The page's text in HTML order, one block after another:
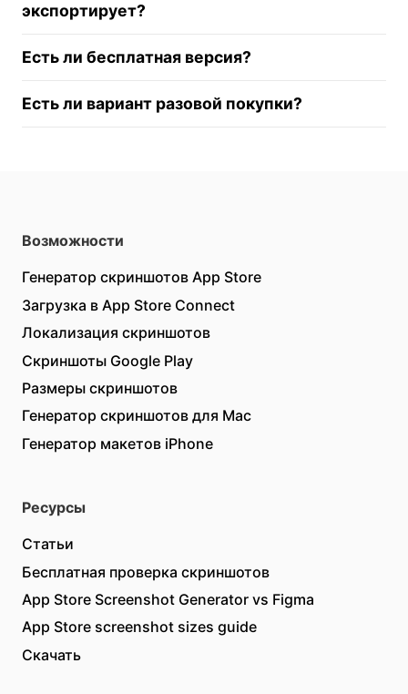
экспортирует?
Есть ли бесплатная версия?
Есть ли вариант разовой покупки?
Возможности
Генератор скриншотов App Store
Загрузка в App Store Connect
Локализация скриншотов
Скриншоты Google Play
Размеры скриншотов
Генератор скриншотов для Mac
Генератор макетов iPhone
Ресурсы
Статьи
Бесплатная проверка скриншотов
App Store Screenshot Generator vs Figma
App Store screenshot sizes guide
Скачать